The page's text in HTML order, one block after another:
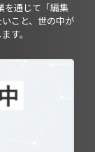
を通じて「編集
こと、世の中が
す。